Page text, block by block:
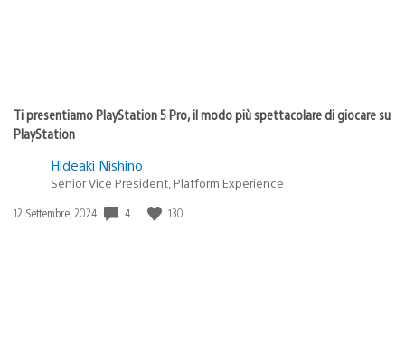
Ti presentiamo PlayStation 5 Pro, il modo più spettacolare di giocare su
PlayStation
Hideaki Nishino
Senior Vice President, Platform Experience
Data
12 Settembre, 2024 4 130